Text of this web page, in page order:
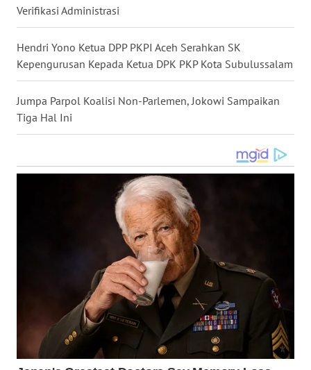
Verifikasi Administrasi
Hendri Yono Ketua DPP PKPI Aceh Serahkan SK
Kepengurusan Kepada Ketua DPK PKP Kota Subulussalam
Jumpa Parpol Koalisi Non-Parlemen, Jokowi Sampaikan
Tiga Hal Ini
WN
NUSANTARA
WN
JOGJA
WN
JATIM
WN
KALTARA